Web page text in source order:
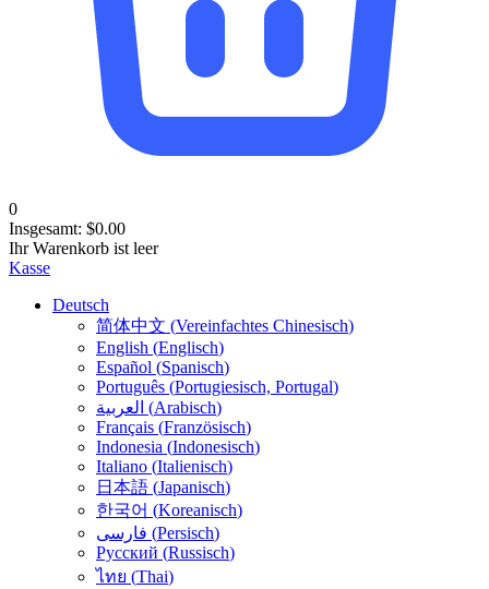
0
Insgesamt: $0.00
Ihr Warenkorb ist leer
Kasse
Deutsch
简体中文 (Vereinfachtes Chinesisch)
English (Englisch)
Español (Spanisch)
Português (Portugiesisch, Portugal)
العربية (Arabisch)
Français (Französisch)
Indonesia (Indonesisch)
Italiano (Italienisch)
日本語 (Japanisch)
한국어 (Koreanisch)
فارسی (Persisch)
Русский (Russisch)
ไทย (Thai)